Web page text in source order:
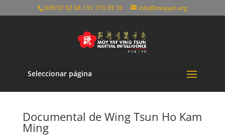
609 07 92 68 / 91 710 39 76 info@moyyat.org
Seleccionar página
Documental de Wing Tsun Ho Kam
Ming